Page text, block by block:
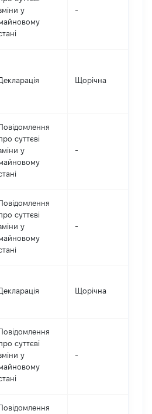
y
-
Щорічна
Повідомлення
суттєві
y
-
Повідомлення
суттєві
y
-
Щорічна
Повідомлення
суттєві
y
-
Повідомлення